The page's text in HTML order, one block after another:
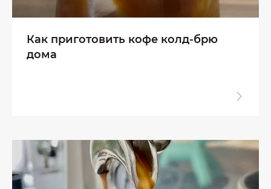
Как приготовить кофе колд-брю
дома